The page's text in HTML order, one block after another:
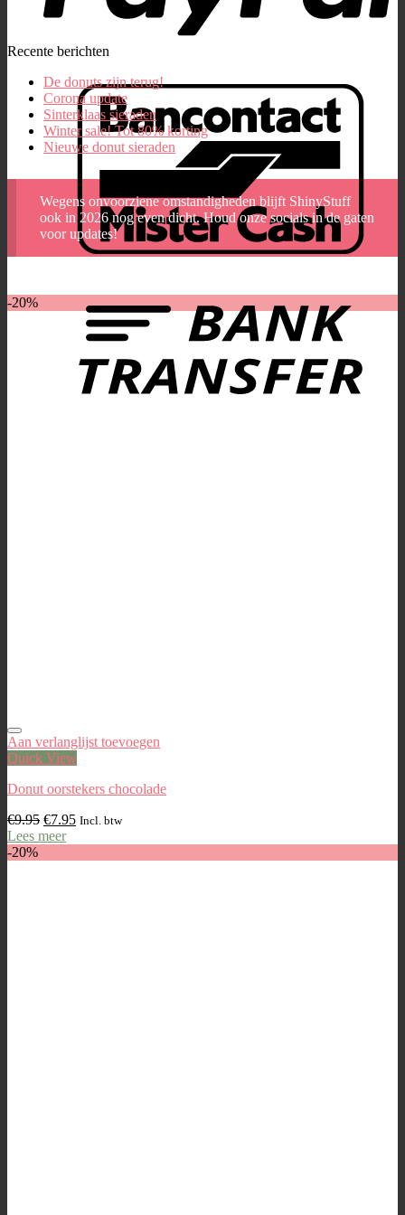
Recente berichten
De donuts zijn terug!
Corona update
Sinterklaas sieraden
Winter sale! Tot 80% korting
Nieuwe donut sieraden
Wegens onvoorziene omstandigheden blijft ShinyStuff
ook in 2026 nog even dicht. Houd onze socials in de gaten
voor updates!
-20%
Aan verlanglijst toevoegen
Quick View
Donut oorstekers chocolade
€9.95 €7.95 Incl. btw
Lees meer
-20%